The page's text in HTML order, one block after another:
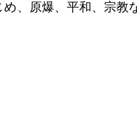
、原爆、平和、宗教